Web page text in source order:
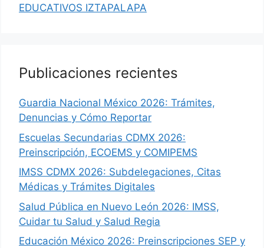
EDUCATIVOS IZTAPALAPA
Publicaciones recientes
Guardia Nacional México 2026: Trámites,
Denuncias y Cómo Reportar
Escuelas Secundarias CDMX 2026:
Preinscripción, ECOEMS y COMIPEMS
IMSS CDMX 2026: Subdelegaciones, Citas
Médicas y Trámites Digitales
Salud Pública en Nuevo León 2026: IMSS,
Cuidar tu Salud y Salud Regia
Educación México 2026: Preinscripciones SEP y